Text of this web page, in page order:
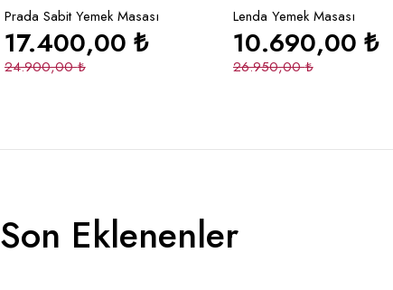
Prada Sabit Yemek Masası
24.900,00₺
17.400,00 ₺
Lenda Yemek Masası
26.950,00₺
10.690,00 ₺
Son Eklenenler